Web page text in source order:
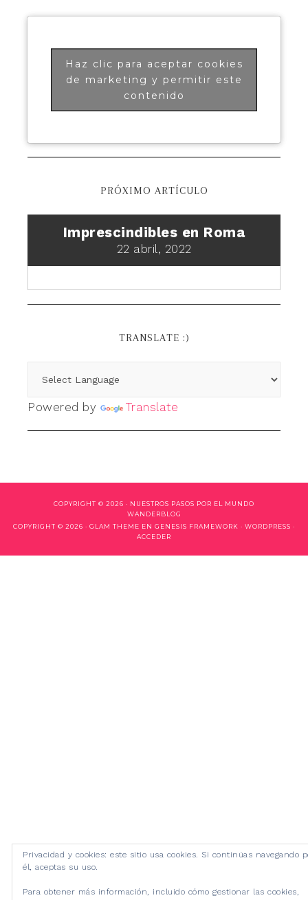
Haz clic para aceptar cookies
de marketing y permitir este
contenido
PRÓXIMO ARTÍCULO
Imprescindibles en Roma
22 abril, 2022
TRANSLATE :)
Powered by Translate
COPYRIGHT © 2026 · NUESTROS PASOS POR EL MUNDO
WANDERBLOG
COPYRIGHT © 2026 · GLAM THEME EN GENESIS FRAMEWORK · WORDPRESS ·
ACCEDER
Privacidad y cookies: este sitio usa cookies. Si continúas navegando
él, aceptas su uso.
Para obtener más información, incluido cómo gestionar las cookies,